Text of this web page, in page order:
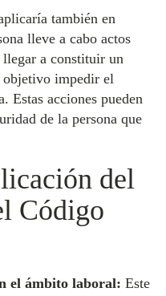
también en
lleve a cabo actos
a constituir un
objetivo impedir el
Estas acciones pueden
de la persona que
del
Código
el ámbito laboral: Este